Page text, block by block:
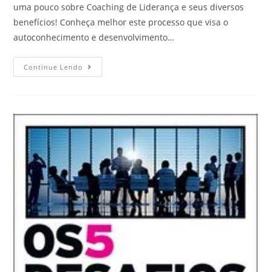
uma pouco sobre Coaching de Liderança e seus diversos
benefícios! Conheça melhor este processo que visa o
autoconhecimento e desenvolvimento…
Continue Lendo